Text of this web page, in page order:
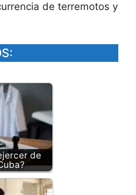
de terremotos y
de